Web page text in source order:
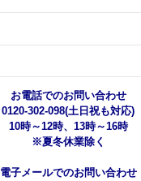
お電話でのお問い合わせ
0120-302-098(土日祝も対応)
10時～12時、13時～16時
※夏冬休業除く
電子メールでのお問い合わせ